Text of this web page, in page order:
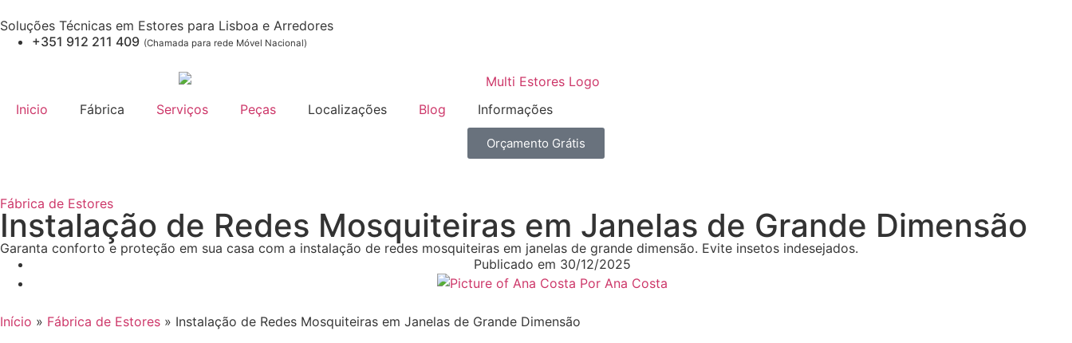
Soluções Técnicas em Estores para Lisboa e Arredores
+351 912 211 409 (Chamada para rede Móvel Nacional)
Inicio Fábrica Serviços Peças Localizações Blog Informações
Orçamento Grátis
Fábrica de Estores
Instalação de Redes Mosquiteiras em Janelas de Grande Dimensão
Garanta conforto e proteção em sua casa com a instalação de redes mosquiteiras em janelas de grande dimensão. Evite insetos indesejados.
Publicado em 30/12/2025
Por Ana Costa
Início » Fábrica de Estores » Instalação de Redes Mosquiteiras em Janelas de Grande Dimensão